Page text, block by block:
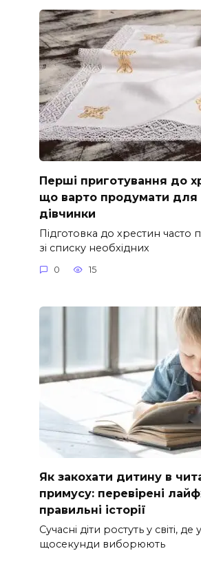
Перші приготування до
що варто продумати для
дівчинки
Підготовка до хрестин часто
зі списку необхідних
0 15
Як закохати дитину в
примусу: перевірені
правильні історії
Сучасні діти ростуть у світі, де
щосекунди виборюють